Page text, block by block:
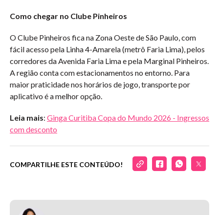
Como chegar no Clube Pinheiros
O Clube Pinheiros fica na Zona Oeste de São Paulo, com
fácil acesso pela Linha 4-Amarela (metrô Faria Lima), pelos
corredores da Avenida Faria Lima e pela Marginal Pinheiros.
A região conta com estacionamentos no entorno. Para
maior praticidade nos horários de jogo, transporte por
aplicativo é a melhor opção.
Leia mais: Ginga Curitiba Copa do Mundo 2026 - Ingressos
com desconto
COMPARTILHE ESTE CONTEÚDO!